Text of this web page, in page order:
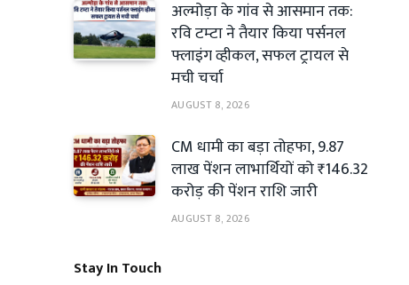
अल्मोड़ा के गांव से आसमान तक:
रवि टम्टा ने तैयार किया पर्सनल
फ्लाइंग व्हीकल, सफल ट्रायल से
मची चर्चा
AUGUST 8, 2026
CM धामी का बड़ा तोहफा, 9.87
लाख पेंशन लाभार्थियों को ₹146.32
करोड़ की पेंशन राशि जारी
AUGUST 8, 2026
Stay In Touch